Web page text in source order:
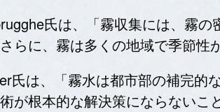
氏は、「霧収集には、霧
らに、霧は多くの地域で季節性
氏は、「霧水は都市部の補完的
が根本的な解決策にならないこ